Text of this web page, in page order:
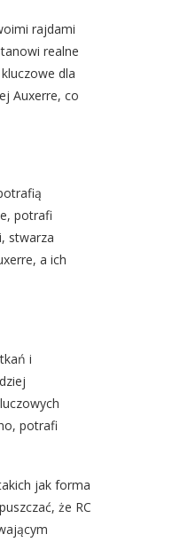
rajdami
realne
dla
Auxerre, co
potrafi
stwarza
a ich
i
potrafi
jak forma
że RC